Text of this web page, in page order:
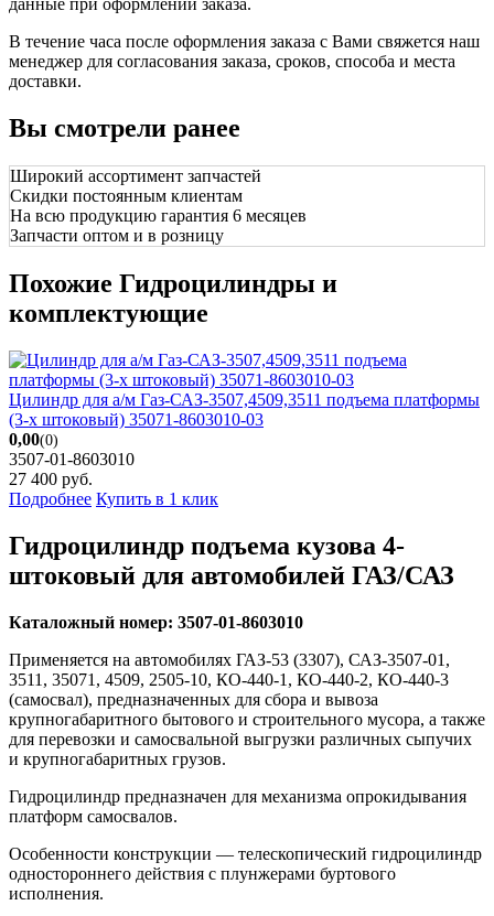
данные при оформлении заказа.
В течение часа после оформления заказа с Вами свяжется наш
менеджер для согласования заказа, сроков, способа и места
доставки.
Вы смотрели ранее
Широкий ассортимент запчастей
Скидки постоянным клиентам
На всю продукцию гарантия 6 месяцев
Запчасти оптом и в розницу
Похожие Гидроцилиндры и
комплектующие
Цилиндр для а/м Газ-САЗ-3507,4509,3511 подъема платформы
(3-х штоковый) 35071-8603010-03
0,00(0)
3507-01-8603010
27 400 руб.
Подробнее Купить в 1 клик
Гидроцилиндр подъема кузова 4-
штоковый для автомобилей ГАЗ/САЗ
Каталожный номер: 3507-01-8603010
Применяется на автомобилях ГАЗ-53 (3307), САЗ-3507-01,
3511, 35071, 4509, 2505-10, КО-440-1, КО-440-2, КО-440-3
(самосвал), предназначенных для сбора и вывоза
крупногабаритного бытового и строительного мусора, а также
для перевозки и самосвальной выгрузки различных сыпучих
и крупногабаритных грузов.
Гидроцилиндр предназначен для механизма опрокидывания
платформ самосвалов.
Особенности конструкции — телескопический гидроцилиндр
одностороннего действия с плунжерами буртового
исполнения.